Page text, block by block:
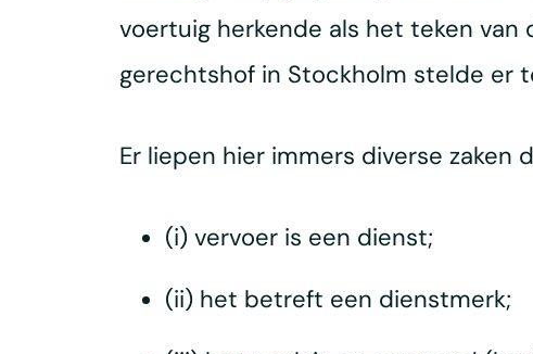
voertuig herkende als het teken
gerechtshof in Stockholm stelde er
Er liepen hier immers diverse zaken
(i) vervoer is een dienst;
(ii) het betreft een dienstmerk;